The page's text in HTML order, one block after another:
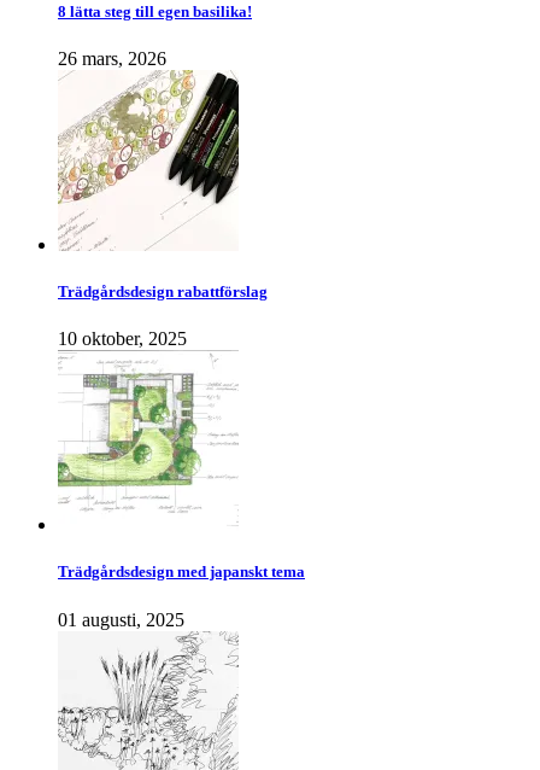
8 lätta steg till egen basilika!
26 mars, 2026
Trädgårdsdesign rabattförslag
10 oktober, 2025
Trädgårdsdesign med japanskt tema
01 augusti, 2025